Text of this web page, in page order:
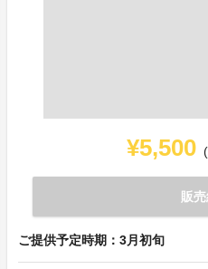
¥5,500
販
ご提供予定時期：3月初旬